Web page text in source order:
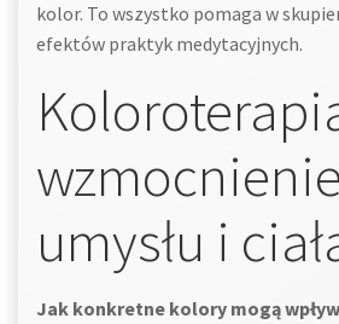
kolor. To wszystko pomaga w
efektów praktyk medytacyjnych.
wzmocnienie
umysłu i
Jak konkretne kolory mogą